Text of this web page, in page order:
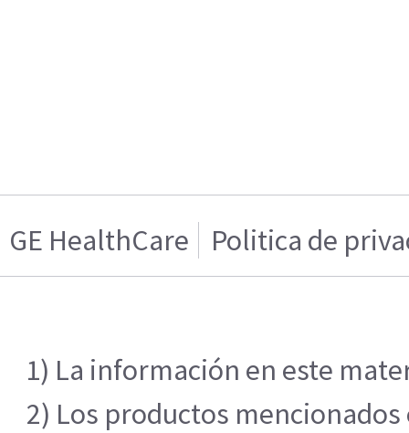
GE HealthCare Politica de
1) La información en este
2) Los productos